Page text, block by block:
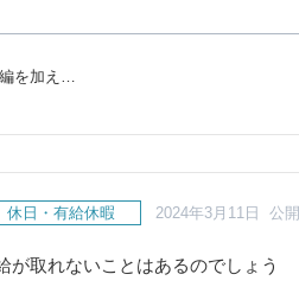
を加え…
休日・有給休暇 2024年3月11日 公開
取れないことはあるのでしょう